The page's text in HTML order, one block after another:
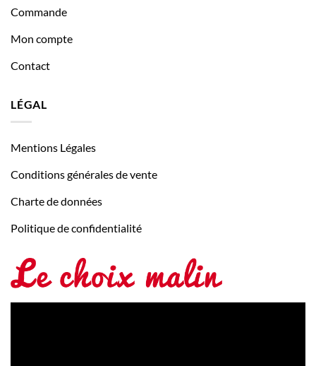
Commande
Mon compte
Contact
LÉGAL
Mentions Légales
Conditions générales de vente
Charte de données
Politique de confidentialité